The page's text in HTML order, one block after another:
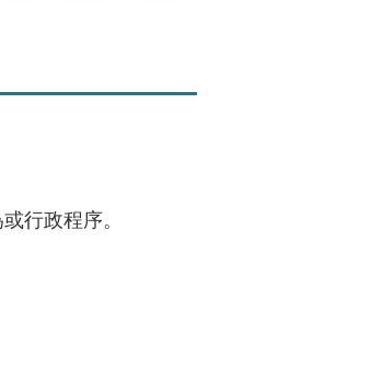
行政程序。